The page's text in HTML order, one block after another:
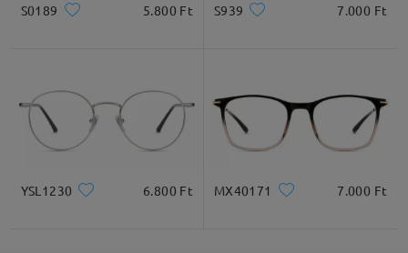
* Csak tájékoztató jellegű
Termékleírás
S0189 5.800 Ft S939 7.000 Ft
YSL1230 6.800 Ft MX40171 7.000 Ft